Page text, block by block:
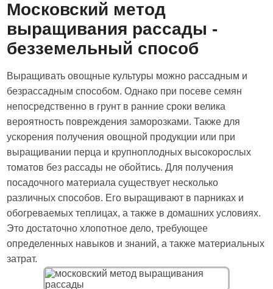
Московский метод
выращивания рассады -
безземельный способ
Выращивать овощные культуры можно рассадным и
безрассадным способом. Однако при посеве семян
непосредственно в грунт в ранние сроки велика
вероятность повреждения заморозками. Также для
ускорения получения овощной продукции или при
выращивании перца и крупноплодных высокорослых
томатов без рассады не обойтись. Для получения
посадочного материала существует несколько
различных способов. Его выращивают в парниках и
обогреваемых теплицах, а также в домашних условиях.
Это достаточно хлопотное дело, требующее
определенных навыков и знаний, а также материальных
затрат.